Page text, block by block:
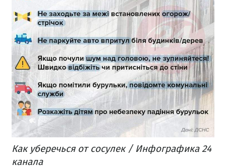
Как уберечься от сосулек / Инфографика 24
канала